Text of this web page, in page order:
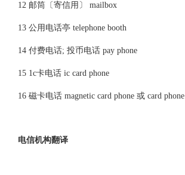
12 邮筒〔寄信用〕 mailbox
13 公用电话亭 telephone booth
14 付费电话; 投币电话 pay phone
15 1c卡电话 ic card phone
16 磁卡电话 magnetic card phone 或 card phone
电信机构翻译